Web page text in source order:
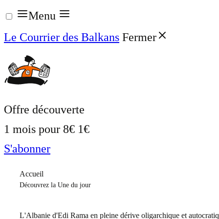
Aller
au
contenu
Menu
Le Courrier des Balkans Fermer
Offre découverte
1 mois pour 8€ 1€
S'abonner
Accueil
Découvrez la Une du jour
L'Albanie d'Edi Rama en pleine dérive oligarchique et